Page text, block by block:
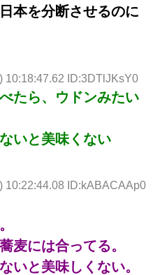
本を分断させるのに
10:18:47.62 ID:3DTlJKsY0
たら、ウドンみたい
いと美味くない
10:22:44.08 ID:kABACAAp0
麦には合ってる。
いと美味しくない。